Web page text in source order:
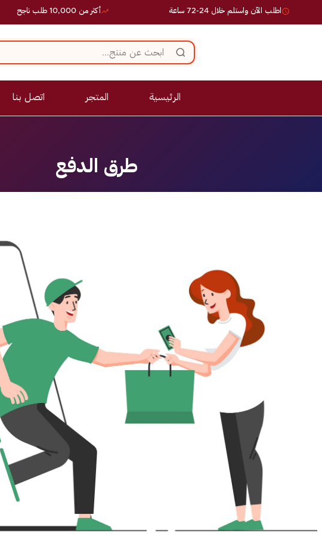
أكثر من 10,000 طلب ناجح اطلب الآن واستلم خلال 24-72 ساعة
الرئيسية المتجر اتصل بنا
طرق الدفع